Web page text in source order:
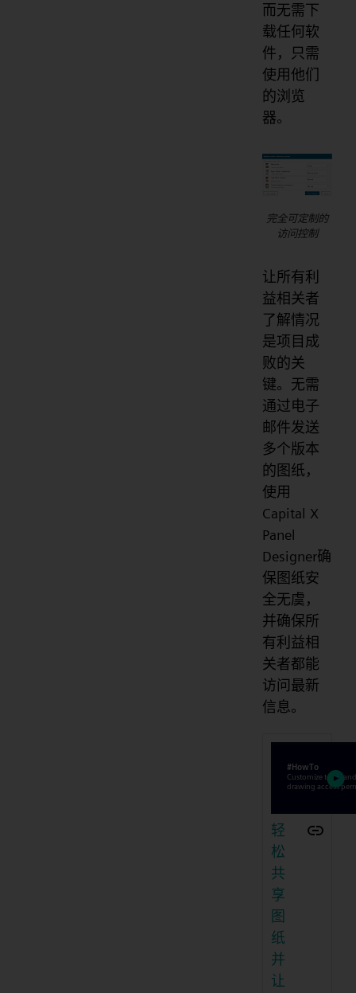
而无需下
载任何软
件，只需
使用他们
的浏览
器。
完全可定制的
访问控制
让所有利
益相关者
了解情况
是项目成
败的关
键。无需
通过电子
邮件发送
多个版本
的图纸，
使用
Capital X
Panel
Designer确
保图纸安
全无虞，
并确保所
有利益相
关者都能
访问最新
信息。
轻
松
共
享
图
纸
并
让